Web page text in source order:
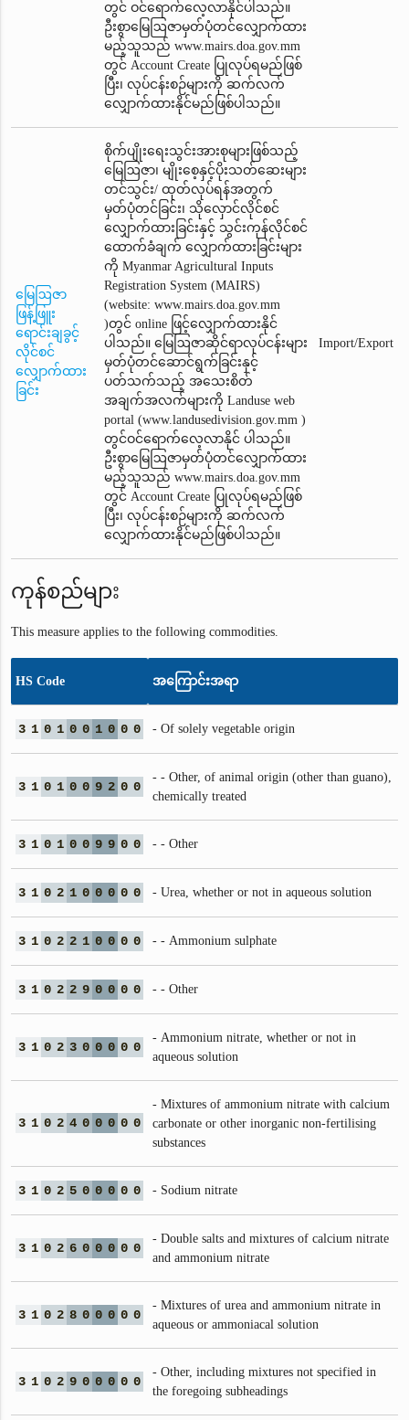
တွင် ဝင်ရောက်လေ့လာနိုင်ပါသည်။
ဦးစွာမြေဩဇာမှတ်ပုံတင်‌လျှောက်ထား
မည့်သူသည် www.mairs.doa.gov.mm
တွင် Account Create ပြုလုပ်ရမည်ဖြစ်
ပြီး၊ လုပ်ငန်းစဉ်များကို ဆက်လက်
လျှောက်ထားနိုင်မည်ဖြစ်ပါသည်။
မြေဩဇာ
ဖြန့်ဖြူး
ရောင်းချခွင့်
လိုင်စင်
လျှောက်ထား
ခြင်း
စိုက်ပျိုးရေးသွင်းအားစုများဖြစ်သည့်
မြေဩဇာ၊ မျိုးစေ့နှင့်ပိုးသတ်ဆေးများ
တင်သွင်း/ ထုတ်လုပ်ရန်အတွက်
မှတ်ပုံတင်ခြင်း၊ သိုလှောင်လိုင်စင်
လျှောက်ထားခြင်းနှင့် သွင်းကုန်လိုင်စင်
ထောက်ခံချက်‌ လျှောက်ထားခြင်းများ
ကို Myanmar Agricultural Inputs
Registration System (MAIRS)
(website: www.mairs.doa.gov.mm
)တွင် online ဖြင့်လျှောက်ထားနိုင်
ပါသည်။ မြေဩဇာဆိုင်ရာလုပ်ငန်းများ
မှတ်ပုံတင်ဆောင်ရွက်ခြင်းနှင့်
ပတ်သက်သည့် အသေးစိတ်
အချက်အလက်များကို Landuse web
portal (www.landusedivision.gov.mm )
တွင်ဝင်ရောက်လေ့လာနိုင် ပါသည်။
ဦးစွာမြေဩဇာမှတ်ပုံတင်‌လျှောက်ထား
မည့်သူသည် www.mairs.doa.gov.mm
တွင် Account Create ပြုလုပ်ရမည်ဖြစ်
ပြီး၊ လုပ်ငန်းစဉ်များကို ဆက်လက်
လျှောက်ထားနိုင်မည်ဖြစ်ပါသည်။
Import/Export
ကုန်စည်များ
This measure applies to the following commodities.
HS Code အကြောင်းအရာ
3 1 0 1 0 0 1 0 0 0 - Of solely vegetable origin
3 1 0 1 0 0 9 2 0 0
- - Other, of animal origin (other than guano),
chemically treated
3 1 0 1 0 0 9 9 0 0 - - Other
3 1 0 2 1 0 0 0 0 0 - Urea, whether or not in aqueous solution
3 1 0 2 2 1 0 0 0 0 - - Ammonium sulphate
3 1 0 2 2 9 0 0 0 0 - - Other
3 1 0 2 3 0 0 0 0 0
- Ammonium nitrate, whether or not in
aqueous solution
3 1 0 2 4 0 0 0 0 0
- Mixtures of ammonium nitrate with calcium
carbonate or other inorganic non-fertilising
substances
3 1 0 2 5 0 0 0 0 0 - Sodium nitrate
3 1 0 2 6 0 0 0 0 0
- Double salts and mixtures of calcium nitrate
and ammonium nitrate
3 1 0 2 8 0 0 0 0 0
- Mixtures of urea and ammonium nitrate in
aqueous or ammoniacal solution
3 1 0 2 9 0 0 0 0 0
- Other, including mixtures not specified in
the foregoing subheadings